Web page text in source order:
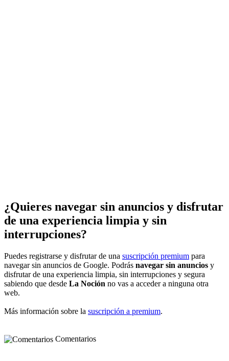
¿Quieres navegar sin anuncios y disfrutar
de una experiencia limpia y sin
interrupciones?
Puedes registrarse y disfrutar de una suscripción premium para
navegar sin anuncios de Google. Podrás navegar sin anuncios y
disfrutar de una experiencia limpia, sin interrupciones y segura
sabiendo que desde La Noción no vas a acceder a ninguna otra
web.
Más información sobre la suscripción a premium.
Comentarios